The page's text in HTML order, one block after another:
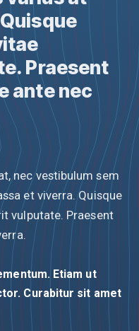
Praesent
ante nec
nec vestibulum sem
et viverra. Quisque
vulputate. Praesent
Etiam ut
Curabitur sit amet